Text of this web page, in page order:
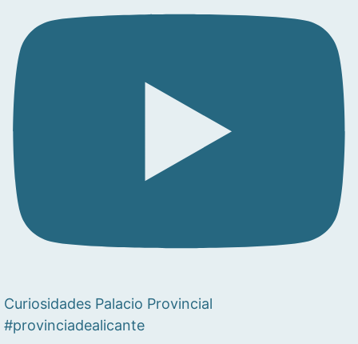
Curiosidades Palacio Provincial
#provinciadealicante